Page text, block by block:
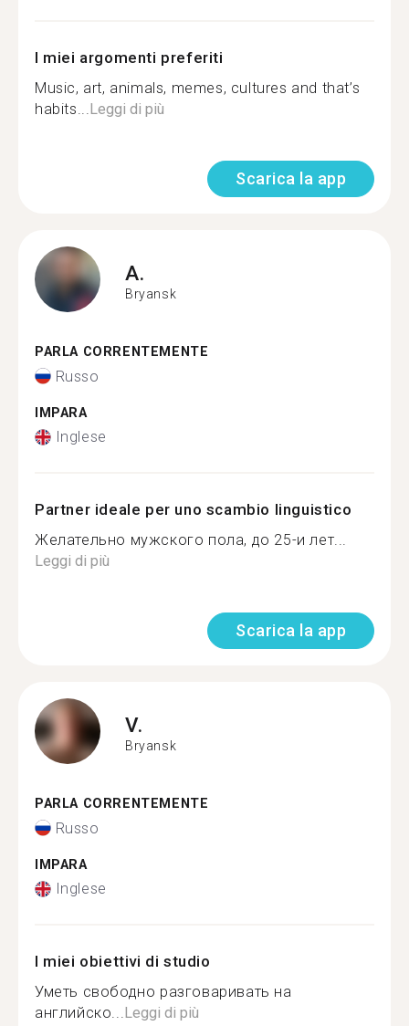
I miei argomenti preferiti
Music, art, animals, memes, cultures and that’s
habits...Leggi di più
Scarica la app
A.
Bryansk
PARLA CORRENTEMENTE
Russo
IMPARA
Inglese
Partner ideale per uno scambio linguistico
Желательно мужского пола, до 25-и лет...
Leggi di più
Scarica la app
V.
Bryansk
PARLA CORRENTEMENTE
Russo
IMPARA
Inglese
I miei obiettivi di studio
Уметь свободно разговаривать на
английско...Leggi di più